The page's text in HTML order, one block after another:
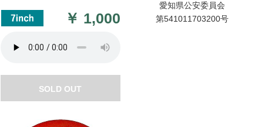
￥ 1,000
SOLD OUT
愛知県公安委員会
第541011703200号